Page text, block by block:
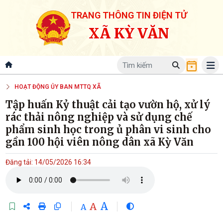
TRANG THÔNG TIN ĐIỆN TỬ
XÃ KỲ VĂN
HOẠT ĐỘNG ỦY BAN MTTQ XÃ
Tập huấn Kỷ thuật cải tạo vườn hộ, xử lý
rác thải nông nghiệp và sử dụng chế
phẩm sinh học trong ủ phân vi sinh cho
gần 100 hội viên nông dân xã Kỳ Văn
Đăng tải: 14/05/2026 16:34
A A A